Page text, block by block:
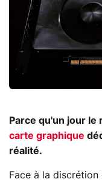
Parce qu'un jour le
carte graphique
réalité.
Face à la